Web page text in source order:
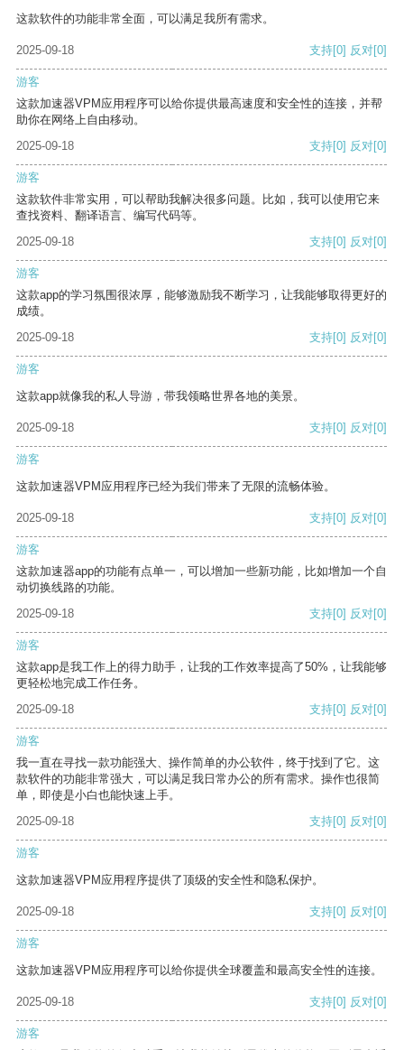
这款软件的功能非常全面，可以满足我所有需求。
2025-09-18 支持[0] 反对[0]
游客
这款加速器VPM应用程序可以给你提供最高速度和安全性的连接，并帮
助你在网络上自由移动。
2025-09-18
支持[0] 反对[0]
游客
这款软件非常实用，可以帮助我解决很多问题。比如，我可以使用它来
查找资料、翻译语言、编写代码等。
2025-09-18
支持[0] 反对[0]
游客
这款app的学习氛围很浓厚，能够激励我不断学习，让我能够取得更好的
成绩。
2025-09-18
支持[0] 反对[0]
游客
这款app就像我的私人导游，带我领略世界各地的美景。
2025-09-18 支持[0] 反对[0]
游客
这款加速器VPM应用程序已经为我们带来了无限的流畅体验。
2025-09-18 支持[0] 反对[0]
游客
这款加速器app的功能有点单一，可以增加一些新功能，比如增加一个自
动切换线路的功能。
2025-09-18
支持[0] 反对[0]
游客
这款app是我工作上的得力助手，让我的工作效率提高了50%，让我能够
更轻松地完成工作任务。
2025-09-18
支持[0] 反对[0]
游客
我一直在寻找一款功能强大、操作简单的办公软件，终于找到了它。这
款软件的功能非常强大，可以满足我日常办公的所有需求。操作也很简
单，即使是小白也能快速上手。
2025-09-18
支持[0] 反对[0]
游客
这款加速器VPM应用程序提供了顶级的安全性和隐私保护。
2025-09-18 支持[0] 反对[0]
游客
这款加速器VPM应用程序可以给你提供全球覆盖和最高安全性的连接。
2025-09-18 支持[0] 反对[0]
游客